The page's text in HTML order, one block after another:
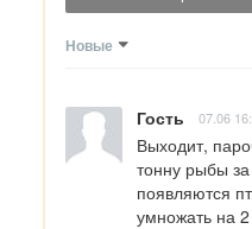
Новые
Гость 07.06
Выходит,
тонну рыбы
появляются
умножать на